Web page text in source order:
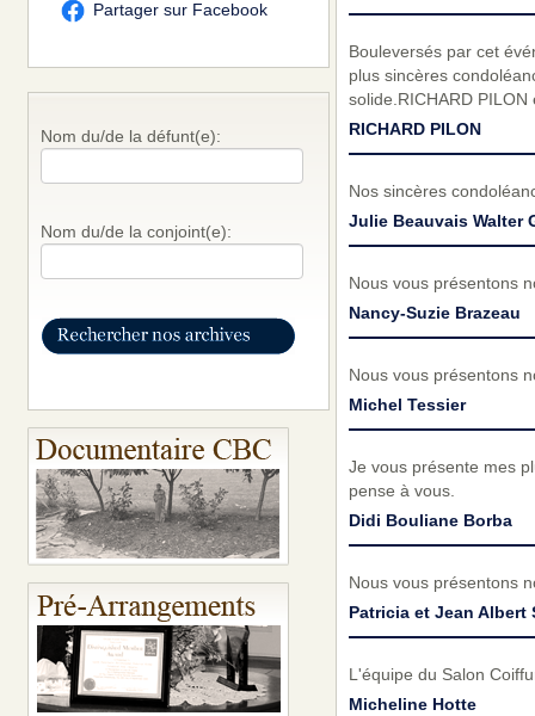
Partager sur Facebook
Nom du/de la défunt(e):
Nom du/de la conjoint(e):
Bouleversés par cet
plus sincères
solide.RICHARD PILON
RICHARD PILON
Nos sincères
Julie Beauvais Walter
Nous vous présentons
Nancy-Suzie Brazeau
Nous vous présentons
Michel Tessier
Je vous présente mes
pense à vous.
Didi Bouliane Borba
Nous vous présentons
Patricia et Jean Albert
L'équipe du Salon
Micheline Hotte